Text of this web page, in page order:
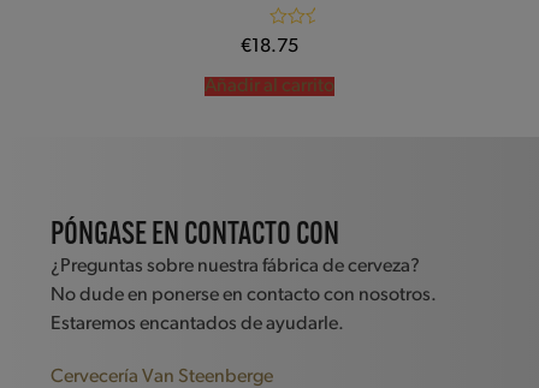
Valorado con
5.00
€ 18.75
Añadir al carrito
PÓNGASE EN CONTACTO CON
¿Preguntas sobre nuestra fábrica de cerveza?
No dude en ponerse en contacto con nosotros.
Estaremos encantados de ayudarle.
Cervecería Van Steenberge